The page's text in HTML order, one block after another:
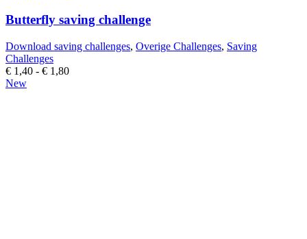
variaties.
Deze
optie
kan
Butterfly saving challenge
Download saving challenges, Overige Challenges, Saving
Challenges
€ 1,40 - € 1,80Prijsklasse:
New